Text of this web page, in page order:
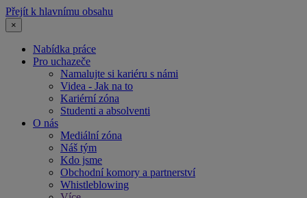
Přejít k hlavnímu obsahu
×
Nabídka práce
Pro uchazeče
Namalujte si kariéru s námi
Videa - Jak na to
Kariérní zóna
Studenti a absolventi
O nás
Mediální zóna
Náš tým
Kdo jsme
Obchodní komory a partnerství
Whistleblowing